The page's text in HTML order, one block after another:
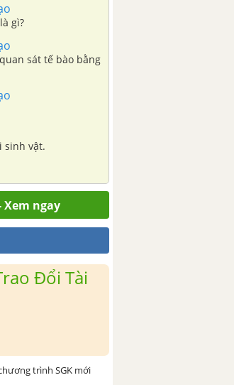
gì?
sát tế bào bằng
sinh vật.
Xem ngay
Đổi Tài
trình SGK mới